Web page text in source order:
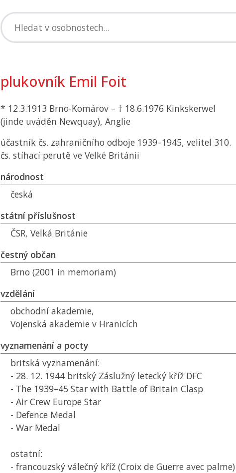
plukovník Emil Foit
* 12.3.1913 Brno-Komárov – † 18.6.1976 Kinkskerwel
(jinde uváděn Newquay), Anglie
účastník čs. zahraničního odboje 1939–1945, velitel 310.
čs. stíhací perutě ve Velké Británii
národnost
česká
státní příslušnost
ČSR, Velká Británie
čestný občan
Brno (2001 in memoriam)
vzdělání
obchodní akademie,
Vojenská akademie v Hranicích
vyznamenání a pocty
britská vyznamenání:
- 28. 12. 1944 britský Záslužný letecký kříž DFC
- The 1939–45 Star with Battle of Britain Clasp
- Air Crew Europe Star
- Defence Medal
- War Medal
ostatní:
- francouzský válečný kříž (Croix de Guerre avec palme)